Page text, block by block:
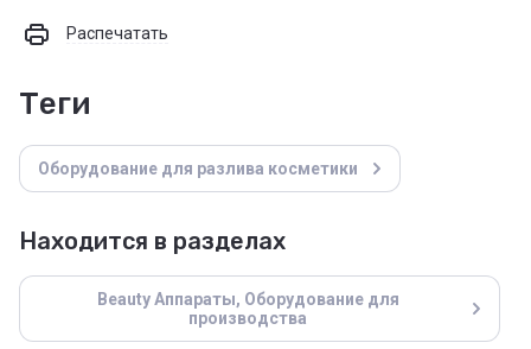
Распечатать
теги
Оборудование для разлива косметики
Находится в разделах
Beauty Аппараты, Оборудование для
производства